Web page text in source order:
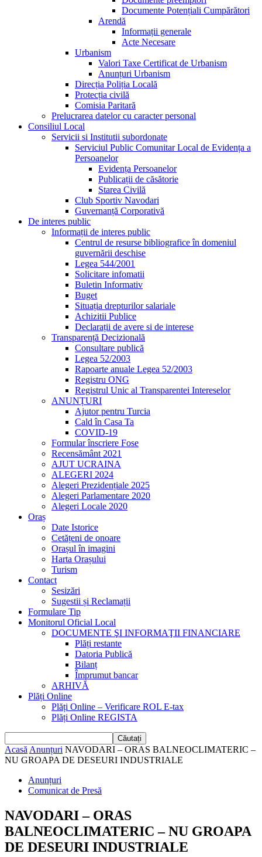
Documente Potențiali Cumpărători
Arendă
Informații generale
Acte Necesare
Urbanism
Valori Taxe Certificat de Urbanism
Anunțuri Urbanism
Direcția Poliția Locală
Protecția civilă
Comisia Paritară
Prelucrarea datelor cu caracter personal
Consiliul Local
Servicii si Institutii subordonate
Serviciul Public Comunitar Local de Evidența a
Persoanelor
Evidența Persoanelor
Publicații de căsătorie
Starea Civilă
Club Sportiv Navodari
Guvernanță Corporativă
De interes public
Informații de interes public
Centrul de resurse bibliografice în domeniul
guvernării deschise
Legea 544/2001
Solicitare infomatii
Buletin Informativ
Buget
Situația drepturilor salariale
Achizitii Publice
Declarații de avere si de interese
Transparență Decizională
Consultare publică
Legea 52/2003
Rapoarte anuale Legea 52/2003
Registru ONG
Registrul Unic al Transparentei Intereselor
ANUNȚURI
Ajutor pentru Turcia
Cald în Casa Ta
COVID-19
Formular înscriere Fose
Recensământ 2021
AJUT UCRAINA
ALEGERI 2024
Alegeri Prezidențiale 2025
Alegeri Parlamentare 2020
Alegeri Locale 2020
Oraș
Date Istorice
Cetățeni de onoare
Orașul în imagini
Harta Orașului
Turism
Contact
Sesizări
Sugestii și Reclamații
Formulare Tip
Monitorul Oficial Local
DOCUMENTE ŞI INFORMAŢII FINANCIARE
Plăți restante
Datoria Publică
Bilanț
Împrumut bancar
ARHIVĂ
Plăți Online
Plăți Online – Verificare ROL E-tax
Plăți Online REGISTA
Acasă Anunțuri NAVODARI – ORAS BALNEOCLIMATERIC –
NU GROAPA DE DESEURI INDUSTRIALE
Anunțuri
Comunicat de Presă
NAVODARI – ORAS
BALNEOCLIMATERIC – NU GROAPA
DE DESEURI INDUSTRIALE